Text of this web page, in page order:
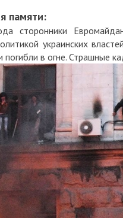
Евромайдана
украинских
в огне. Страшные